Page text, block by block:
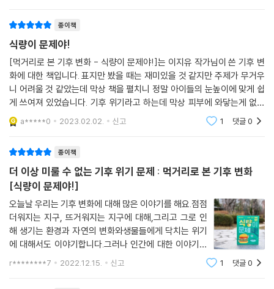
로서의 장기를 한껏 발휘했다. 기후 변화를 이해하기 위해 필요한 과학 지
식들을 초등 교육 과정에 맞추어 쉽고 명쾌하게 들려준다. 식물의 ‘광합성’,
벌의 ‘꽃가루받이’ 대양의 ‘열염 순환’, 생태계의 ‘생물 다양성’ 등의 과학 지
식이다. “꽃은 벌에게 아주 중요한 일을 시켜. 수술에 붙어 있는 꽃가루를
옮기는 일이야.”와 같이 가장 쉬운 말로 친근하게 서술한 점이 포인트다.
저자의 폭넓은 통찰력이 엿보이는 부분도 자랑할 만하다. 식량 문제의 사
회적인 영향까지 조목조목 짚었다. ‘옥수수 수확량이 줄면 옥수수값이 오
르고, 덩달아 옥수수당으로 만드는 온갖 가공식품의 값까지 올라, 가난한
나라의 식량 문제가 심해진다.’는 점까지 다룬 식이다.
마지막에는 이 모든 식량 문제의 원인이 된 기후 변화에 대해 본격적으로
이야기한다. 기온이 왜 오르는지, 온실 기체가 왜 많아졌는지, 기온을 내리
려면 어떻게 해야 하는지 등 기초적인 과학 지식을 담았다. 책 속 부록 ‘기
후 변화 사전’ 과 ‘기후 변화 Q&A’ 에서는 본문에 나오는 기후 변화의 핵심
개념과 추가로 아이들이 궁금해할 내용들을 일목 요연하게 정리했다. 기후
변화가 뭔지 똑똑하게 설명할 수 있도록 기반 지식을 꽉꽉 채워 주는 책이
다.
숲과 바다를 살리고 굶는 사람이 없는 세상을 만들려면?
종이책
식량이 문제야!
[먹거리로 본 기후 변화 - 식량이 문제야!]는 이지유 작가님이 쓴 기후 변
화에 대한 책입니다. 표지만 봤을 때는 재미있을 것 같지만 주제가 무거우
니 어려울 것 같았는데 막상 책을 펼치니 정말 아이들의 눈높이에 맞게 쉽
게 쓰여져 있었습니다. 기후 위기라고 하는데 막상 피부에 와닿는게 없다
고 느껴질 때가 많았는데, 먹거리로 접근을 하니 이해가 더 잘 되었습니다.
무엇보다
a*****0 2023.02.02. 신고 1 댓글0
종이책
더 이상 미룰 수 없는 기후 위기 문제 : 먹거리로 본 기후 변화
[식량이 문제야!]
오늘날 우리는 기후 변화에 대해 많은 이야기를 해요.점점
더워지는 지구, 뜨거워지는 지구에 대해,그리고 그로 인
해 생기는 환경과 자연의 변화와생물들에게 닥치는 위기
에 대해서도 이야기합니다.그러나 인간에 대한 이야기는
정작 많지 않은 것 같아요.우리는 잘 살아낼 수 있을까? 우
r********7 2022.12.15. 신고 1 댓글0